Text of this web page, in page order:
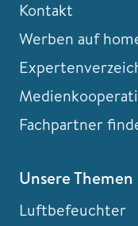
Kontakt
Werben auf
Fachpartner
Unsere Themen
Luftbefeuchter